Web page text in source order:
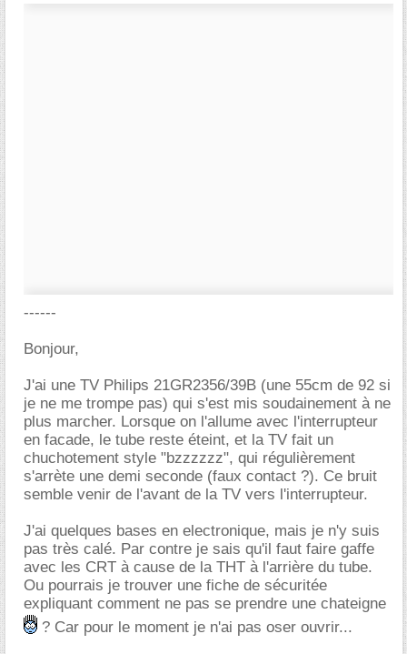
------
Bonjour,
J'ai une TV Philips 21GR2356/39B (une 55cm de 92 si
je ne me trompe pas) qui s'est mis soudainement à ne
plus marcher. Lorsque on l'allume avec l'interrupteur
en facade, le tube reste éteint, et la TV fait un
chuchotement style "bzzzzzz", qui régulièrement
s'arrète une demi seconde (faux contact ?). Ce bruit
semble venir de l'avant de la TV vers l'interrupteur.
J'ai quelques bases en electronique, mais je n'y suis
pas très calé. Par contre je sais qu'il faut faire gaffe
avec les CRT à cause de la THT à l'arrière du tube.
Ou pourrais je trouver une fiche de sécuritée
expliquant comment ne pas se prendre une chateigne
? Car pour le moment je n'ai pas oser ouvrir...